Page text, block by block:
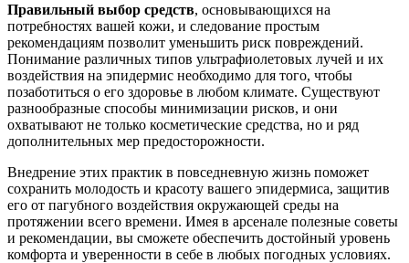
Правильный выбор средств, основывающихся на
потребностях вашей кожи, и следование простым
рекомендациям позволит уменьшить риск повреждений.
Понимание различных типов ультрафиолетовых лучей и их
воздействия на эпидермис необходимо для того, чтобы
позаботиться о его здоровье в любом климате. Существуют
разнообразные способы минимизации рисков, и они
охватывают не только косметические средства, но и ряд
дополнительных мер предосторожности.
Внедрение этих практик в повседневную жизнь поможет
сохранить молодость и красоту вашего эпидермиса, защитив
его от пагубного воздействия окружающей среды на
протяжении всего времени. Имея в арсенале полезные советы
и рекомендации, вы сможете обеспечить достойный уровень
комфорта и уверенности в себе в любых погодных условиях.